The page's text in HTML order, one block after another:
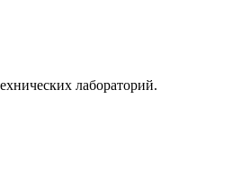
лабораторий.